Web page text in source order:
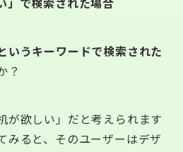
いうキーワードで検索された
？
が欲しい」だと考えられます
みると、そのユーザーはデザ